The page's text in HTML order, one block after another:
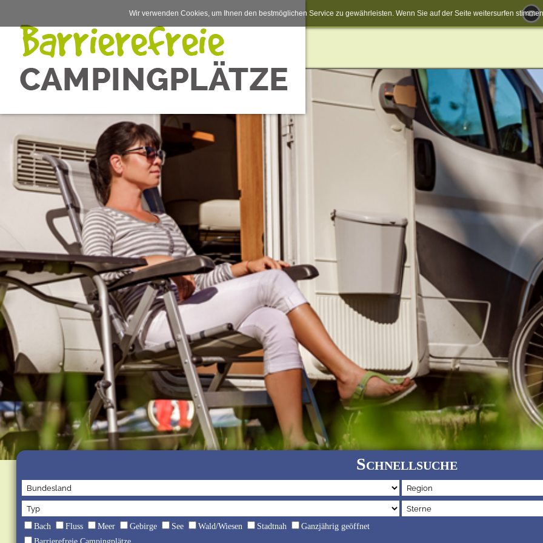
Schnellsuche
Bach Fluss Meer Gebirge See Wald/Wiesen Stadtnah
Ganzjährig geöffnet
Wir verwenden Cookies, um Ihnen den bestmöglichen Service zu gewährleisten. Wenn Sie auf der Seite weitersurfen